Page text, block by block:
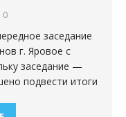
0
заседание
г. Яровое с
заседание —
подвести итоги